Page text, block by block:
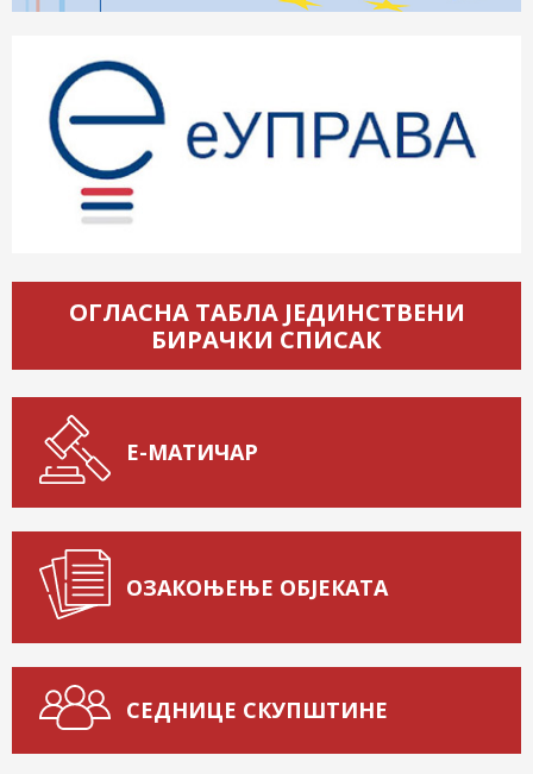
ОГЛАСНА ТАБЛА ЈЕДИНСТВЕНИ
БИРАЧКИ СПИСАК
Е-МАТИЧАР
ОЗАКОЊЕЊЕ ОБЈЕКАТА
СЕДНИЦЕ СКУПШТИНЕ